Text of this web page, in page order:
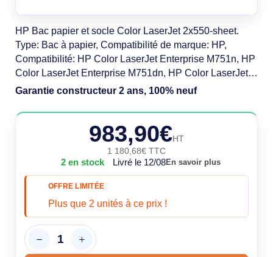
HP Bac papier et socle Color LaserJet 2x550-sheet.
Type: Bac à papier, Compatibilité de marque: HP,
Compatibilité: HP Color LaserJet Enterprise M751n, HP
Color LaserJet Enterprise M751dn, HP Color LaserJet....
Types de supports acceptés: A3, A4, A4-R, A5, RA3,
8K (270 x 390), 8K.... Largeur: 986 mm, Profondeur: 659
mm, Hauteur: 326 mm.
Garantie constructeur 2 ans, 100% neuf
983,90€HT
1 180,68€ TTC
2 en stock Livré le 12/08En savoir plus
OFFRE LIMITÉE
Plus que 2 unités à ce prix !